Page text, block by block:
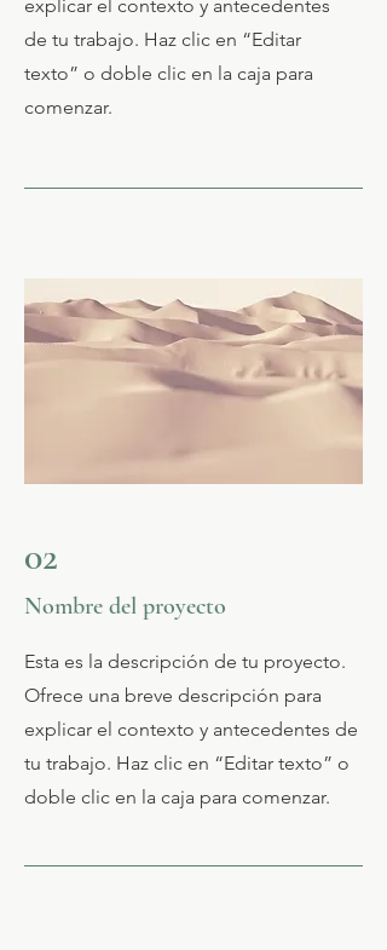
explicar el contexto y antecedentes
de tu trabajo. Haz clic en “Editar
texto” o doble clic en la caja para
comenzar.
02
Nombre del proyecto
Esta es la descripción de tu proyecto.
Ofrece una breve descripción para
explicar el contexto y antecedentes de
tu trabajo. Haz clic en “Editar texto” o
doble clic en la caja para comenzar.